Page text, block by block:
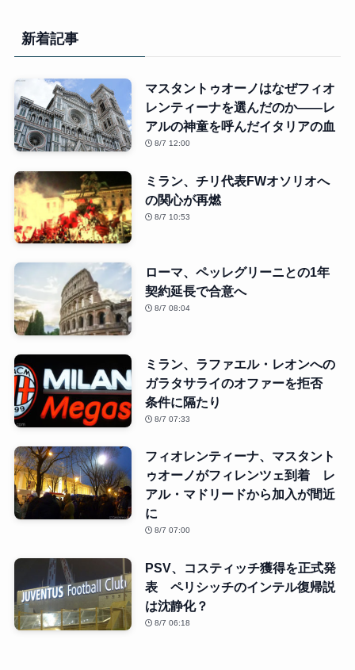
新着記事
マスタントゥオーノはなぜフィオ
レンティーナを選んだのか――レ
アルの神童を呼んだイタリアの血
8/7 12:00
ミラン、チリ代表FWオソリオへ
の関心が再燃
8/7 10:53
ローマ、ペッレグリーニとの1年
契約延長で合意へ
8/7 08:04
ミラン、ラファエル・レオンへの
ガラタサライのオファーを拒否
条件に隔たり
8/7 07:33
フィオレンティーナ、マスタント
ゥオーノがフィレンツェ到着 レ
アル・マドリードから加入が間近
に
8/7 07:00
PSV、コスティッチ獲得を正式発
表 ペリシッチのインテル復帰説
は沈静化？
8/7 06:18